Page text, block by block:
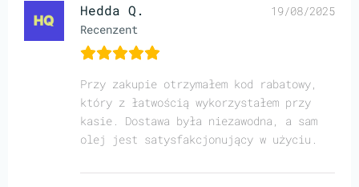
Hedda Q.
Recenzent
19/08/2025
Przy zakupie otrzymałem kod rabatowy,
który z łatwością wykorzystałem przy
kasie. Dostawa była niezawodna, a sam
olej jest satysfakcjonujący w użyciu.